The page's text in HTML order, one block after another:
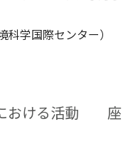
学国際センター）
における活動 座